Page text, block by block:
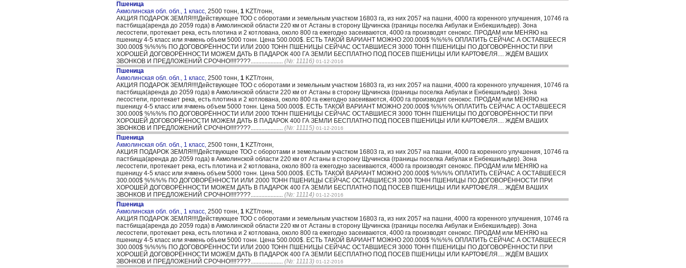
Пшеница
Акмолинская обл. обл., 1 класс, 2500 тонн, 1 KZT/тонн,
АКЦИЯ ПОДАРОК ЗЕМЛЯ!!!!Действующее ТОО с оборотами и земельным участком 16803 га, из них 2057 на пашни, 4000 га коренного улучшения, 10746 га
пастбища(аренда до 2059 года) в Акмолинской области 220 км от Астаны в сторону Щучинска (границы поселка Акбулак и Енбекшильдер). Зона
лесостепи, протекает река, есть плотина и 2 котлована, около 800 га ежегодно засеиваются, 4000 га производят сенокос. ПРОДАМ или МЕНЯЮ на
пшеницу 4-5 класс или ячмень объем 5000 тонн. Цена 500.000$. ЕСТЬ ТАКОЙ ВАРИАНТ МОЖНО 200.000$ %%%% ОПЛАТИТЬ СЕЙЧАС А ОСТАВШЕЕСЯ
300.000$ %%%% ПО ДОГОВОРЁННОСТИ ИЛИ 2000 ТОНН ПШЕНИЦЫ СЕЙЧАС ОСТАВШИЕСЯ 3000 ТОНН ПШЕНИЦЫ ПО ДОГОВОРЁННОСТИ ПРИ
ХОРОШЕЙ ДОГОВОРЁННОСТИ МОЖЕМ ДАТЬ В ПАДАРОК 400 ГА ЗЕМЛИ БЕСПЛАТНО ПОД ПОСЕВ ПШЕНИЦЫ ИЛИ КАРТОФЕЛЯ.... ЖДЁМ ВАШИХ
ЗВОНКОВ И ПРЕДЛОЖЕНИЙ СРОЧНО!!!!????..................... (№: 11116) 01-12-2016
Пшеница
Акмолинская обл. обл., 1 класс, 2500 тонн, 1 KZT/тонн,
АКЦИЯ ПОДАРОК ЗЕМЛЯ!!!!Действующее ТОО с оборотами и земельным участком 16803 га, из них 2057 на пашни, 4000 га коренного улучшения, 10746 га
пастбища(аренда до 2059 года) в Акмолинской области 220 км от Астаны в сторону Щучинска (границы поселка Акбулак и Енбекшильдер). Зона
лесостепи, протекает река, есть плотина и 2 котлована, около 800 га ежегодно засеиваются, 4000 га производят сенокос. ПРОДАМ или МЕНЯЮ на
пшеницу 4-5 класс или ячмень объем 5000 тонн. Цена 500.000$. ЕСТЬ ТАКОЙ ВАРИАНТ МОЖНО 200.000$ %%%% ОПЛАТИТЬ СЕЙЧАС А ОСТАВШЕЕСЯ
300.000$ %%%% ПО ДОГОВОРЁННОСТИ ИЛИ 2000 ТОНН ПШЕНИЦЫ СЕЙЧАС ОСТАВШИЕСЯ 3000 ТОНН ПШЕНИЦЫ ПО ДОГОВОРЁННОСТИ ПРИ
ХОРОШЕЙ ДОГОВОРЁННОСТИ МОЖЕМ ДАТЬ В ПАДАРОК 400 ГА ЗЕМЛИ БЕСПЛАТНО ПОД ПОСЕВ ПШЕНИЦЫ ИЛИ КАРТОФЕЛЯ.... ЖДЁМ ВАШИХ
ЗВОНКОВ И ПРЕДЛОЖЕНИЙ СРОЧНО!!!!????..................... (№: 11115) 01-12-2016
Пшеница
Акмолинская обл. обл., 1 класс, 2500 тонн, 1 KZT/тонн,
АКЦИЯ ПОДАРОК ЗЕМЛЯ!!!!Действующее ТОО с оборотами и земельным участком 16803 га, из них 2057 на пашни, 4000 га коренного улучшения, 10746 га
пастбища(аренда до 2059 года) в Акмолинской области 220 км от Астаны в сторону Щучинска (границы поселка Акбулак и Енбекшильдер). Зона
лесостепи, протекает река, есть плотина и 2 котлована, около 800 га ежегодно засеиваются, 4000 га производят сенокос. ПРОДАМ или МЕНЯЮ на
пшеницу 4-5 класс или ячмень объем 5000 тонн. Цена 500.000$. ЕСТЬ ТАКОЙ ВАРИАНТ МОЖНО 200.000$ %%%% ОПЛАТИТЬ СЕЙЧАС А ОСТАВШЕЕСЯ
300.000$ %%%% ПО ДОГОВОРЁННОСТИ ИЛИ 2000 ТОНН ПШЕНИЦЫ СЕЙЧАС ОСТАВШИЕСЯ 3000 ТОНН ПШЕНИЦЫ ПО ДОГОВОРЁННОСТИ ПРИ
ХОРОШЕЙ ДОГОВОРЁННОСТИ МОЖЕМ ДАТЬ В ПАДАРОК 400 ГА ЗЕМЛИ БЕСПЛАТНО ПОД ПОСЕВ ПШЕНИЦЫ ИЛИ КАРТОФЕЛЯ.... ЖДЁМ ВАШИХ
ЗВОНКОВ И ПРЕДЛОЖЕНИЙ СРОЧНО!!!!????..................... (№: 11114) 01-12-2016
Пшеница
Акмолинская обл. обл., 1 класс, 2500 тонн, 1 KZT/тонн,
АКЦИЯ ПОДАРОК ЗЕМЛЯ!!!!Действующее ТОО с оборотами и земельным участком 16803 га, из них 2057 на пашни, 4000 га коренного улучшения, 10746 га
пастбища(аренда до 2059 года) в Акмолинской области 220 км от Астаны в сторону Щучинска (границы поселка Акбулак и Енбекшильдер). Зона
лесостепи, протекает река, есть плотина и 2 котлована, около 800 га ежегодно засеиваются, 4000 га производят сенокос. ПРОДАМ или МЕНЯЮ на
пшеницу 4-5 класс или ячмень объем 5000 тонн. Цена 500.000$. ЕСТЬ ТАКОЙ ВАРИАНТ МОЖНО 200.000$ %%%% ОПЛАТИТЬ СЕЙЧАС А ОСТАВШЕЕСЯ
300.000$ %%%% ПО ДОГОВОРЁННОСТИ ИЛИ 2000 ТОНН ПШЕНИЦЫ СЕЙЧАС ОСТАВШИЕСЯ 3000 ТОНН ПШЕНИЦЫ ПО ДОГОВОРЁННОСТИ ПРИ
ХОРОШЕЙ ДОГОВОРЁННОСТИ МОЖЕМ ДАТЬ В ПАДАРОК 400 ГА ЗЕМЛИ БЕСПЛАТНО ПОД ПОСЕВ ПШЕНИЦЫ ИЛИ КАРТОФЕЛЯ.... ЖДЁМ ВАШИХ
ЗВОНКОВ И ПРЕДЛОЖЕНИЙ СРОЧНО!!!!????..................... (№: 11113) 01-12-2016